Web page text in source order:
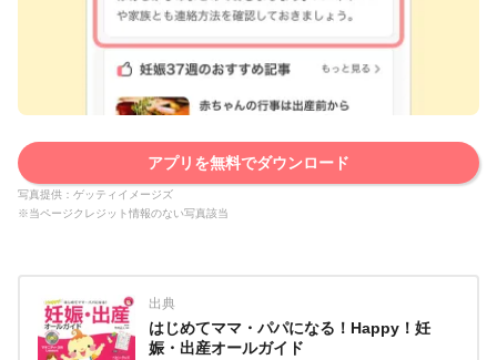
アプリを無料でダウンロード
写真提供：ゲッティイメージズ
※当ページクレジット情報のない写真該当
出典
はじめてママ・パパになる！Happy！妊
娠・出産オールガイド